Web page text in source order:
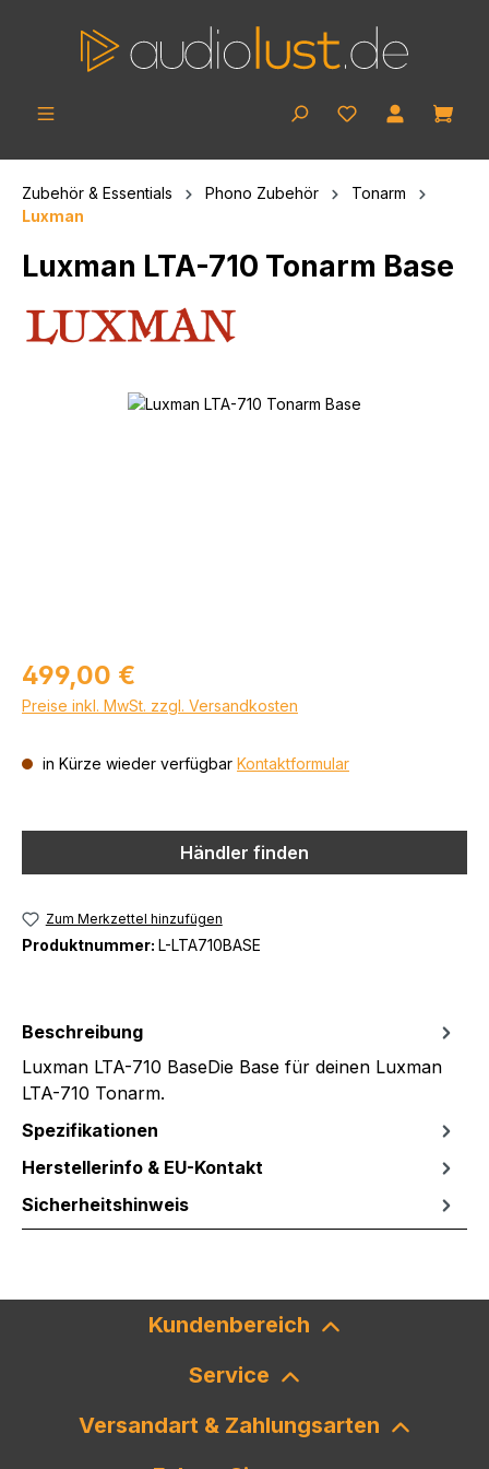
Zubehör & Essentials Phono Zubehör
Tonarm
Luxman
Luxman LTA-710 Tonarm Base
Bildergalerie überspringen
Regulärer Preis:
499,00 €
Preise inkl. MwSt. zzgl. Versandkosten
in Kürze wieder verfügbar Kontaktformular
Händler finden
Zum Merkzettel hinzufügen
Produktnummer: L-LTA710BASE
Beschreibung
Luxman LTA-710 BaseDie Base für deinen Luxman
LTA-710 Tonarm.
Spezifikationen
Herstellerinfo & EU-Kontakt
Sicherheitshinweis
Kundenbereich
Service
Versandart & Zahlungsarten